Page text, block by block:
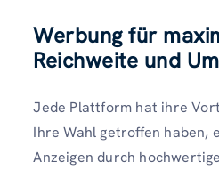
Werbung für
Reichweite und
Jede Plattform hat ihre
Ihre Wahl getroffen haben,
Anzeigen durch